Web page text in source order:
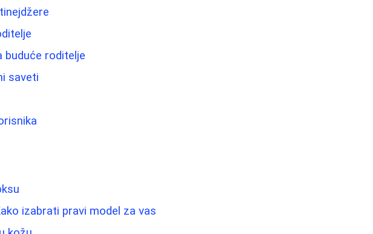
buduće roditelje
saveti
izabrati pravi model za vas